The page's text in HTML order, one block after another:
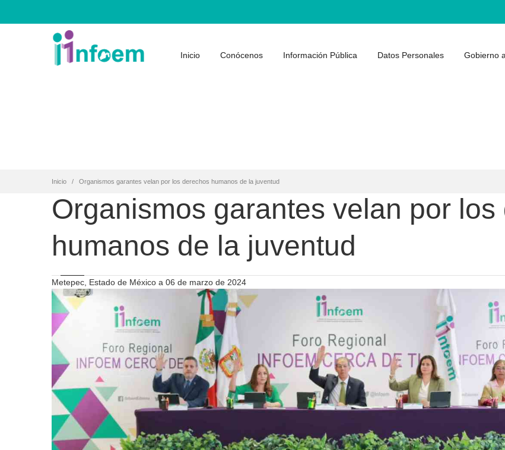
Inicio Conócenos Información Pública Datos Personales Gobierno
Inicio Organismos garantes velan por los derechos humanos de la juventud
Organismos garantes velan por los
humanos de la juventud
Metepec, Estado de México a 06 de marzo de 2024